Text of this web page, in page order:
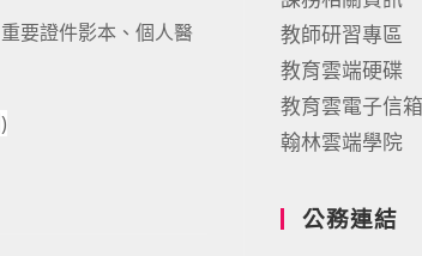
要證件影本、個人醫
)
教師研習專區
教育雲端硬碟
教育雲電子信箱
翰林雲端學院
公務連結